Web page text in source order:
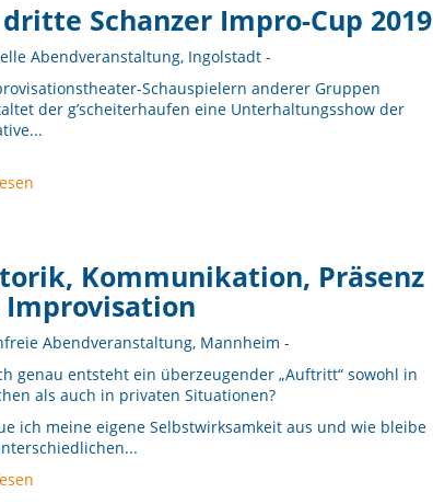
Schanzer Impro-Cup 2019
Abendveranstaltung, Ingolstadt -
Schauspielern anderer Gruppen
der g’scheiterhaufen eine Unterhaltungsshow der
Kommunikation, Präsenz
Improvisation
Abendveranstaltung, Mannheim -
genau entsteht ein überzeugender „Auftritt“ sowohl in
als auch in privaten Situationen?
ich meine eigene Selbstwirksamkeit aus und wie bleibe